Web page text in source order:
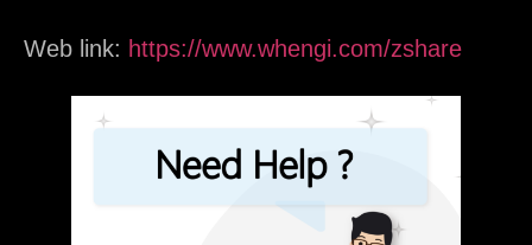
Web link: https://www.whengi.com/zshare